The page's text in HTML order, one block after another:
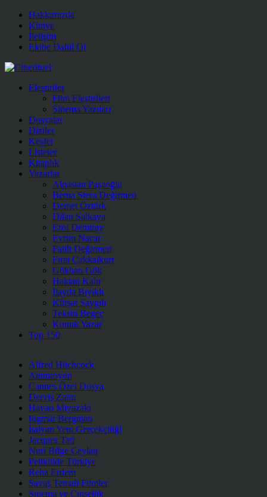
Hakkımızda
Künye
İletişim
Ekibe Dahil Ol
Eleştiriler
Film Eleştirileri
Sinema Yazıları
Dosyalar
Diziler
Keşfet
Listeler
Kitaplık
Yazarlar
Alpaslan Paşaoğlu
Berna Stera Değirmen
Demet Öztürk
Dilan Salkaya
Erol Demiray
Evrim Nacar
Fatih Değirmen
Fırat Çakkalkurt
Gökhan Gök
Haktan Kalır
İlayda Bıyıklı
Kürşat Saygılı
Teksin Begeç
Konuk Yazar
Top 150
Alfred Hitchcock
Animasyon
Cannes Özel Dosya
Derviş Zaim
Hayao Miyazaki
Ingmar Bergman
İtalyan Yeni Gerçekçiliği
Jacques Tati
Nuri Bilge Ceylan
Pelikülde Türkiye
Reha Erdem
Savaş Temalı Filmler
Sinema ve Cinsellik